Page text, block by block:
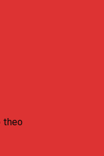
theo